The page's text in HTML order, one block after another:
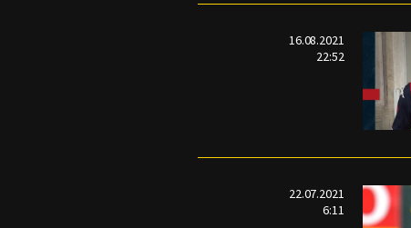
16.08.2021
22:52
22.07.2021
6:11